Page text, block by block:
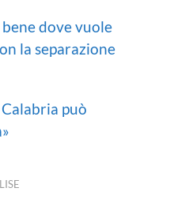
dove vuole
la separazione
Calabria può